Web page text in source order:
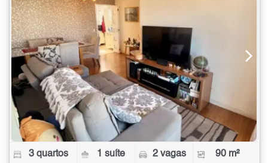
3 quartos 1 suíte 2 vagas 90 m²